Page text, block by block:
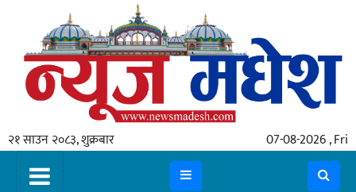
२१ साउन २०८३, शुक्रबार 07-08-2026 , Fri
गृहपृष्ठ
स्थानीय
प्रदेश